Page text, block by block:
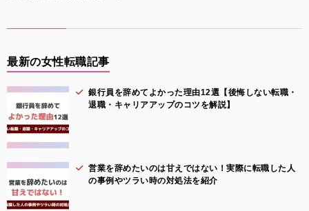
最新の女性転職記事
銀行員を辞めてよかった理由12選【後悔しない転職・
退職・キャリアアップのコツを解説】
営業を辞めたいのは甘えではない！実際に転職した人
の事例やツラい時の対処法を紹介